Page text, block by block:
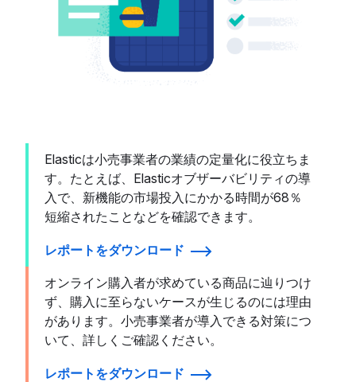
Elasticは小売事業者の業績の定量化に役立ちま
す。たとえば、Elasticオブザーバビリティの導
入で、新機能の市場投入にかかる時間が68％
短縮されたことなどを確認できます。
レポートをダウンロード
オンライン購入者が求めている商品に辿りつけ
ず、購入に至らないケースが生じるのには理由
があります。小売事業者が導入できる対策につ
いて、詳しくご確認ください。
レポートをダウンロード